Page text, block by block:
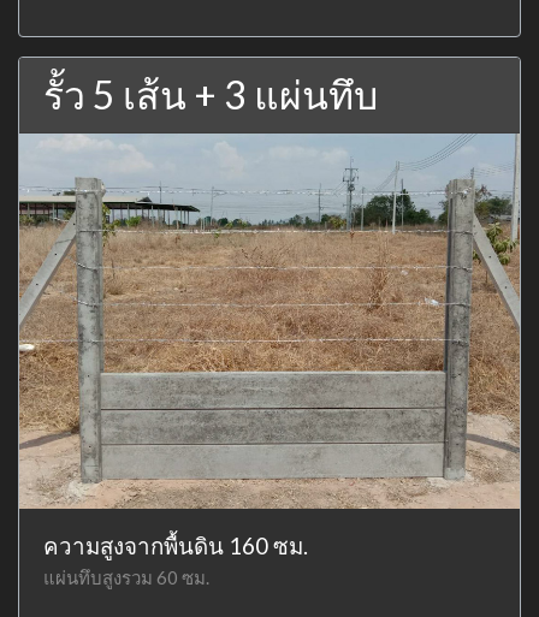
รั้ว 5 เส้น + 3 แผ่นทึบ
ความสูงจากพื้นดิน 160 ซม.
แผ่นทึบสูงรวม 60 ซม.